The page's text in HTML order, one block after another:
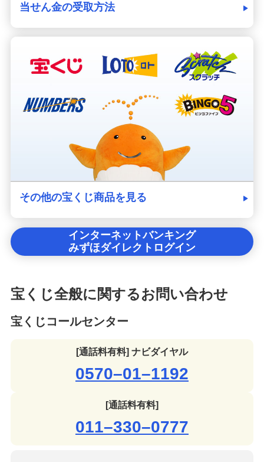
当せん金の受取方法
その他の宝くじ商品を見る
インターネットバンキング
みずほダイレクトログイン
宝くじ全般に関するお問い合わせ
宝くじコールセンター
[通話料有料] ナビダイヤル
0570–01–1192
[通話料有料]
011–330–0777